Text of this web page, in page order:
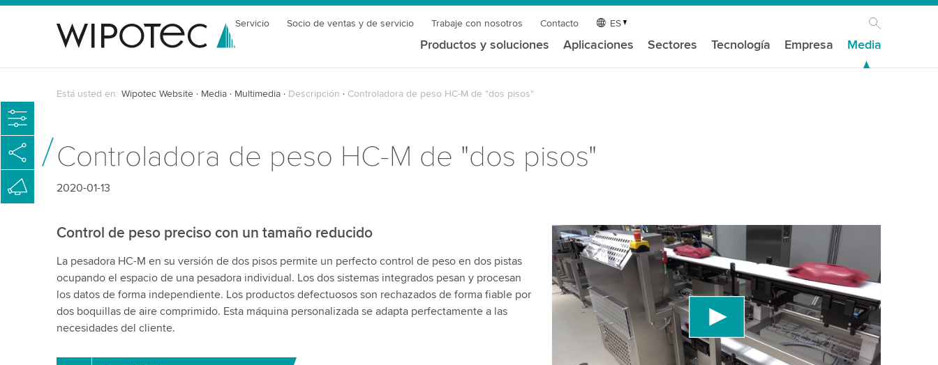
Servicio Socio de ventas y de servicio Trabaje con nosotros Contacto ES
Productos y soluciones Aplicaciones Sectores Tecnología Empresa Media
Está usted en: Wipotec Website Media Multimedia Descripción Controladora de peso HC-M de "dos pisos"
Controladora de peso HC-M de "dos pisos"
2020-01-13
¡Necesitamos tu consentimiento para cargar el
servicio de video de YouTube!
Utilizamos un servicio de terceros para incrustar contenido
de video que puede recopilar datos sobre tu actividad. Por
favor, revisa los detalles y acepta el servicio para ver este
Control de peso preciso con un tamaño reducido
La pesadora HC-M en su versión de dos pisos permite un perfecto control de peso en dos pistas
ocupando el espacio de una pesadora individual. Los dos sistemas integrados pesan y procesan
los datos de forma independiente. Los productos defectuosos son rechazados de forma fiable por
dos boquillas de aire comprimido. Esta máquina personalizada se adapta perfectamente a las
necesidades del cliente.